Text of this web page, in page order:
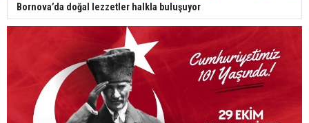
Bornova’da doğal lezzetler halkla buluşuyor